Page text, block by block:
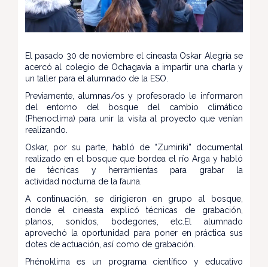
El pasado 30 de noviembre el cineasta Oskar Alegría se
acercó al colegio de Ochagavía a impartir una charla y
un taller para el alumnado de la ESO.
Previamente, alumnas/os y profesorado le informaron
del entorno del bosque del cambio climático
(Phenoclima) para unir la visita al proyecto que venían
realizando.
Oskar, por su parte, habló de “Zumiriki” documental
realizado en el bosque que bordea el río Arga y habló
de técnicas y herramientas para grabar la
actividad nocturna de la fauna.
A continuación, se dirigieron en grupo al bosque,
donde el cineasta explicó técnicas de grabación,
planos, sonidos, bodegones, etc.El alumnado
aprovechó la oportunidad para poner en práctica sus
dotes de actuación, así como de grabación.
Phénoklima es un programa científico y educativo